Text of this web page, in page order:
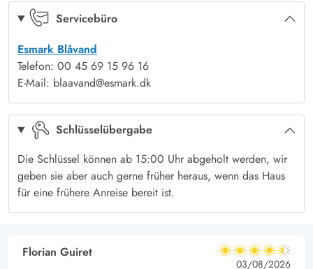
die vom 1. April bis zum 31. Oktober zur Verfügung steht. Der
spielen und zu toben. Es gibt Schaukel, Sandkasten, Trampolin
und Fußballtor.
sowie zum breiten Strand. Wenn ihr eine kleine Abwechslung
und Unterhaltung im Urlaub braucht, ist ein Ausflug in die
Ferienstadt Blåvands der perfekte Ausgleich zu Ruhe und
Entspannung am Haus.
Die Lademöglichkeit für das Elektroauto ist eine Ladestation,
relevantes Kabel ist mitzubringen (Typ 2).
Servicebüro
Esmark Blåvand
Telefon: 00 45 69 15 96 16
E-Mail: blaavand@esmark.dk
Schlüsselübergabe
Die Schlüssel können ab 15:00 Uhr abgeholt werden, wir
geben sie aber auch gerne früher heraus, wenn das Haus
für eine frühere Anreise bereit ist.
Trampolin
Vildmarksbad, antal pers
Florian Guiret
4.5 von 5
4.5 von 5
4.5 out of 5
03/08/2026